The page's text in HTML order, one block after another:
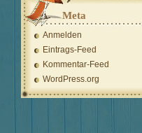
Meta
Anmelden
Eintrags-Feed
Kommentar-Feed
WordPress.org